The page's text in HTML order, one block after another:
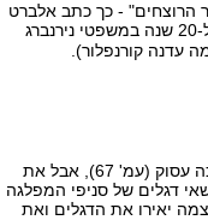
הרוצחים" - כך כתב אלברט
ימ"ש, שנידון רק ל-20 שנה במשפטי נירנברג
שפאר לא זוכר את נאומי השיטנה של היטלר, הוא היה כה עסוק (עמ' 67), אבל את
דגלים של סניפי המפלגה
יאירו את הדגלים ואת